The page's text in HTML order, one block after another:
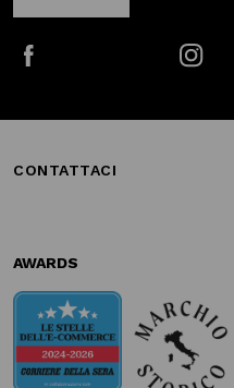
CONTATTACI
AWARDS